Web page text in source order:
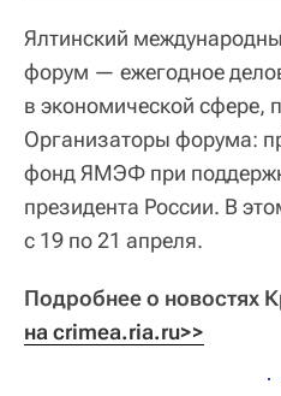
Ялтинский
форум — ежегодное
в экономической сфере,
Организаторы форума:
фонд ЯМЭФ при
президента России. В
с 19 по 21 апреля.
Подробнее о новостях
на crimea.ria.ru>>